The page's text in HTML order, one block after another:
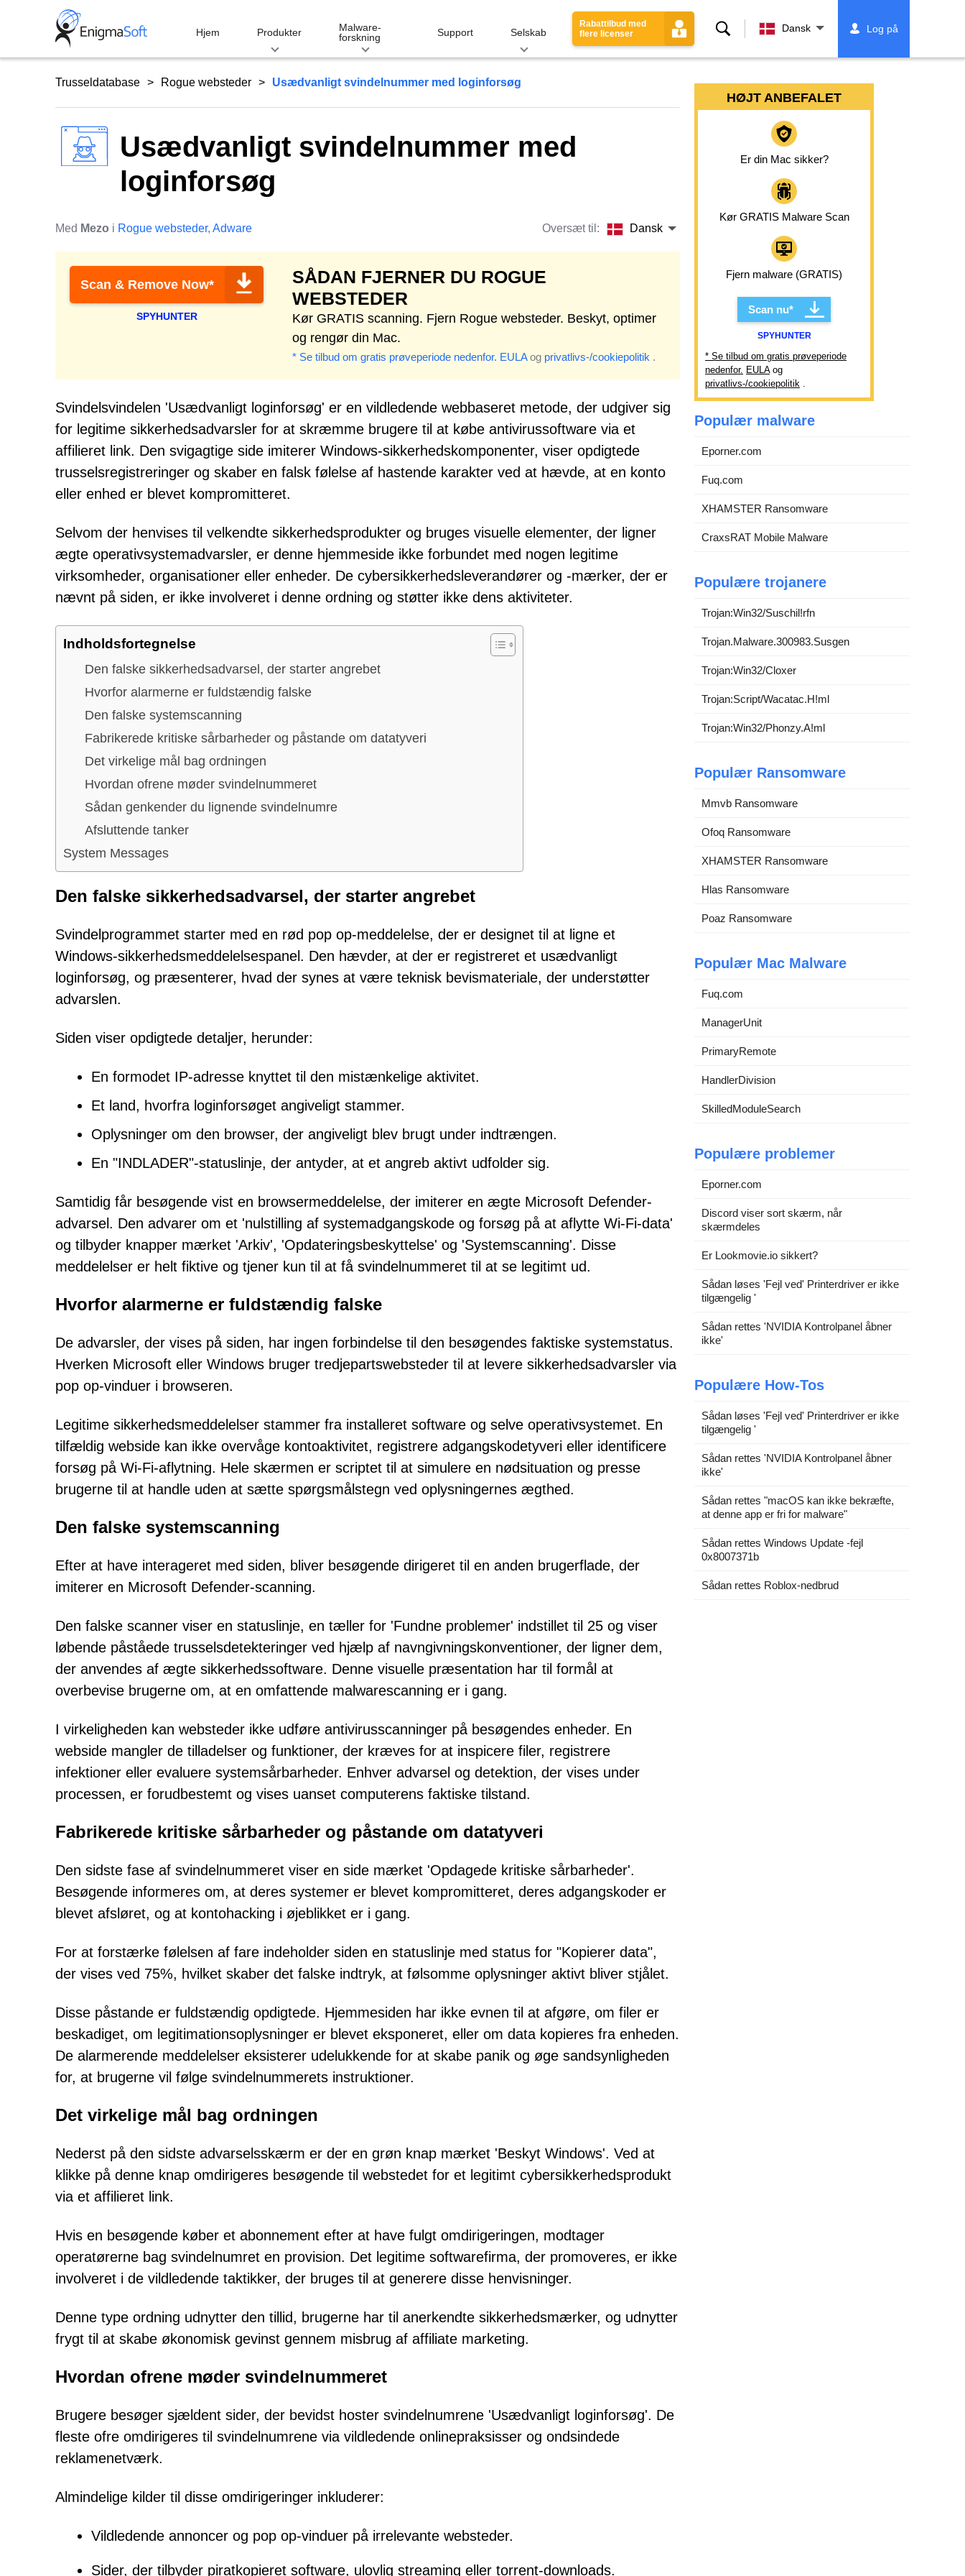
Hjem Produkter
Malware-
forskning
Support Selskab
Rabattilbud med
flere licenser
Søg Dansk Log på
Trusseldatabase Rogue websteder Usædvanligt svindelnummer med loginforsøg
Usædvanligt svindelnummer med
loginforsøg
Med Mezo i Rogue websteder, Adware Oversæt til: Dansk
Scan & Remove Now*
SPYHUNTER
SÅDAN FJERNER DU ROGUE
WEBSTEDER
Kør GRATIS scanning. Fjern Rogue websteder. Beskyt, optimer
og rengør din Mac.
* Se tilbud om gratis prøveperiode nedenfor. EULAog privatlivs-/cookiepolitik .
Svindelsvindelen 'Usædvanligt loginforsøg' er en vildledende webbaseret metode, der udgiver sig
for legitime sikkerhedsadvarsler for at skræmme brugere til at købe antivirussoftware via et
affilieret link. Den svigagtige side imiterer Windows-sikkerhedskomponenter, viser opdigtede
trusselsregistreringer og skaber en falsk følelse af hastende karakter ved at hævde, at en konto
eller enhed er blevet kompromitteret.
Selvom der henvises til velkendte sikkerhedsprodukter og bruges visuelle elementer, der ligner
ægte operativsystemadvarsler, er denne hjemmeside ikke forbundet med nogen legitime
virksomheder, organisationer eller enheder. De cybersikkerhedsleverandører og -mærker, der er
nævnt på siden, er ikke involveret i denne ordning og støtter ikke dens aktiviteter.
Indholdsfortegnelse
Den falske sikkerhedsadvarsel, der starter angrebet
Hvorfor alarmerne er fuldstændig falske
Den falske systemscanning
Fabrikerede kritiske sårbarheder og påstande om datatyveri
Det virkelige mål bag ordningen
Hvordan ofrene møder svindelnummeret
Sådan genkender du lignende svindelnumre
Afsluttende tanker
System Messages
Den falske sikkerhedsadvarsel, der starter angrebet
Svindelprogrammet starter med en rød pop op-meddelelse, der er designet til at ligne et
Windows-sikkerhedsmeddelelsespanel. Den hævder, at der er registreret et usædvanligt
loginforsøg, og præsenterer, hvad der synes at være teknisk bevismateriale, der understøtter
advarslen.
Siden viser opdigtede detaljer, herunder:
En formodet IP-adresse knyttet til den mistænkelige aktivitet.
Et land, hvorfra loginforsøget angiveligt stammer.
Oplysninger om den browser, der angiveligt blev brugt under indtrængen.
En "INDLADER"-statuslinje, der antyder, at et angreb aktivt udfolder sig.
Samtidig får besøgende vist en browsermeddelelse, der imiterer en ægte Microsoft Defender-
advarsel. Den advarer om et 'nulstilling af systemadgangskode og forsøg på at aflytte Wi-Fi-data'
og tilbyder knapper mærket 'Arkiv', 'Opdateringsbeskyttelse' og 'Systemscanning'. Disse
meddelelser er helt fiktive og tjener kun til at få svindelnummeret til at se legitimt ud.
Hvorfor alarmerne er fuldstændig falske
De advarsler, der vises på siden, har ingen forbindelse til den besøgendes faktiske systemstatus.
Hverken Microsoft eller Windows bruger tredjepartswebsteder til at levere sikkerhedsadvarsler via
pop op-vinduer i browseren.
Legitime sikkerhedsmeddelelser stammer fra installeret software og selve operativsystemet. En
tilfældig webside kan ikke overvåge kontoaktivitet, registrere adgangskodetyveri eller identificere
forsøg på Wi-Fi-aflytning. Hele skærmen er scriptet til at simulere en nødsituation og presse
brugerne til at handle uden at sætte spørgsmålstegn ved oplysningernes ægthed.
Den falske systemscanning
Efter at have interageret med siden, bliver besøgende dirigeret til en anden brugerflade, der
imiterer en Microsoft Defender-scanning.
Den falske scanner viser en statuslinje, en tæller for 'Fundne problemer' indstillet til 25 og viser
løbende påståede trusselsdetekteringer ved hjælp af navngivningskonventioner, der ligner dem,
der anvendes af ægte sikkerhedssoftware. Denne visuelle præsentation har til formål at
overbevise brugerne om, at en omfattende malwarescanning er i gang.
I virkeligheden kan websteder ikke udføre antivirusscanninger på besøgendes enheder. En
webside mangler de tilladelser og funktioner, der kræves for at inspicere filer, registrere
infektioner eller evaluere systemsårbarheder. Enhver advarsel og detektion, der vises under
processen, er forudbestemt og vises uanset computerens faktiske tilstand.
Fabrikerede kritiske sårbarheder og påstande om datatyveri
Den sidste fase af svindelnummeret viser en side mærket 'Opdagede kritiske sårbarheder'.
Besøgende informeres om, at deres systemer er blevet kompromitteret, deres adgangskoder er
blevet afsløret, og at kontohacking i øjeblikket er i gang.
For at forstærke følelsen af fare indeholder siden en statuslinje med status for "Kopierer data",
der vises ved 75%, hvilket skaber det falske indtryk, at følsomme oplysninger aktivt bliver stjålet.
Disse påstande er fuldstændig opdigtede. Hjemmesiden har ikke evnen til at afgøre, om filer er
beskadiget, om legitimationsoplysninger er blevet eksponeret, eller om data kopieres fra enheden.
De alarmerende meddelelser eksisterer udelukkende for at skabe panik og øge sandsynligheden
for, at brugerne vil følge svindelnummerets instruktioner.
Det virkelige mål bag ordningen
Nederst på den sidste advarselsskærm er der en grøn knap mærket 'Beskyt Windows'. Ved at
klikke på denne knap omdirigeres besøgende til webstedet for et legitimt cybersikkerhedsprodukt
via et affilieret link.
Hvis en besøgende køber et abonnement efter at have fulgt omdirigeringen, modtager
operatørerne bag svindelnumret en provision. Det legitime softwarefirma, der promoveres, er ikke
involveret i de vildledende taktikker, der bruges til at generere disse henvisninger.
Denne type ordning udnytter den tillid, brugerne har til anerkendte sikkerhedsmærker, og udnytter
frygt til at skabe økonomisk gevinst gennem misbrug af affiliate marketing.
Hvordan ofrene møder svindelnummeret
Brugere besøger sjældent sider, der bevidst hoster svindelnumrene 'Usædvanligt loginforsøg'. De
fleste ofre omdirigeres til svindelnumrene via vildledende onlinepraksisser og ondsindede
reklamenetværk.
Almindelige kilder til disse omdirigeringer inkluderer:
Vildledende annoncer og pop op-vinduer på irrelevante websteder.
Sider, der tilbyder piratkopieret software, ulovlig streaming eller torrent-downloads.
HØJT ANBEFALET
Er din Mac sikker?
Kør GRATIS Malware Scan
Fjern malware (GRATIS)
Scan nu*
SPYHUNTER
* Se tilbud om gratis prøveperiode
nedenfor. EULAog
privatlivs-/cookiepolitik .
Populær malware
Eporner.com
Fuq.com
XHAMSTER Ransomware
CraxsRAT Mobile Malware
Populære trojanere
Trojan:Win32/Suschil!rfn
Trojan.Malware.300983.Susgen
Trojan:Win32/Cloxer
Trojan:Script/Wacatac.H!ml
Trojan:Win32/Phonzy.A!ml
Populær Ransomware
Mmvb Ransomware
Ofoq Ransomware
XHAMSTER Ransomware
Hlas Ransomware
Poaz Ransomware
Populær Mac Malware
Fuq.com
ManagerUnit
PrimaryRemote
HandlerDivision
SkilledModuleSearch
Populære problemer
Eporner.com
Discord viser sort skærm, når
skærmdeles
Er Lookmovie.io sikkert?
Sådan løses 'Fejl ved' Printerdriver er ikke
tilgængelig '
Sådan rettes 'NVIDIA Kontrolpanel åbner
ikke'
Populære How-Tos
Sådan løses 'Fejl ved' Printerdriver er ikke
tilgængelig '
Sådan rettes 'NVIDIA Kontrolpanel åbner
ikke'
Sådan rettes "macOS kan ikke bekræfte,
at denne app er fri for malware"
Sådan rettes Windows Update -fejl
0x8007371b
Sådan rettes Roblox-nedbrud